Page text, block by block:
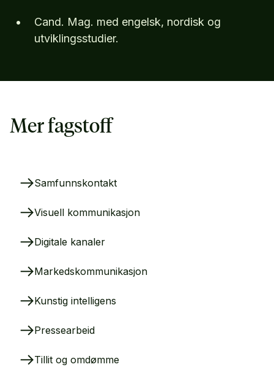
Cand. Mag. med engelsk, nordisk og
utviklingsstudier.
Mer fagstoff
Samfunnskontakt
Visuell kommunikasjon
Digitale kanaler
Markedskommunikasjon
Kunstig intelligens
Pressearbeid
Tillit og omdømme